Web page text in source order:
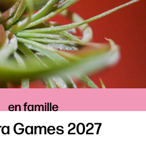
en famille
Games 2027